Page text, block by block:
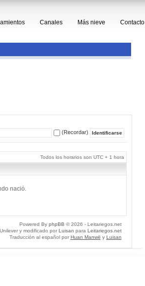
Canales Más nieve Contacto
(Recordar)
Todos los horarios son UTC + 1 hora
nació.
Powered By phpBB © 2026 - Leitariegos.net
y modificado por Luisan para Leitariegos.net
Traducción al español por Huan Manwë y Luisan